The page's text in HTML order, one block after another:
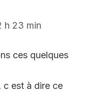
h 23 min
ces quelques
c est à dire ce